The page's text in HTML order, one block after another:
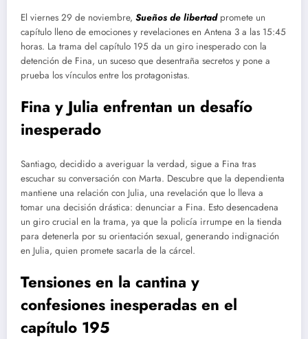
El viernes 29 de noviembre, Sueños de libertadpromete un
capítulo lleno de emociones y revelaciones en Antena 3 a las 15:45
horas. La trama del capítulo 195 da un giro inesperado con la
detención de Fina, un suceso que desentraña secretos y pone a
prueba los vínculos entre los protagonistas.
Fina y Julia enfrentan un desafío
inesperado
Santiago, decidido a averiguar la verdad, sigue a Fina tras
escuchar su conversación con Marta. Descubre que la dependienta
mantiene una relación con Julia, una revelación que lo lleva a
tomar una decisión drástica: denunciar a Fina. Esto desencadena
un giro crucial en la trama, ya que la policía irrumpe en la tienda
para detenerla por su orientación sexual, generando indignación
en Julia, quien promete sacarla de la cárcel.
Tensiones en la cantina y
confesiones inesperadas en el
capítulo 195